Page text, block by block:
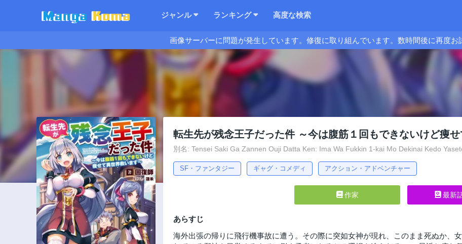
ジャンル ランキング 高度な検索
画像サーバーに問題が発生しています。修復に取り組んでいます。数時間後に再度お
転生先が残念王子だった件 ～今は腹筋１回もできないけど痩
別名: Tensei Saki Ga Zannen Ouji Datta Ken: Ima Wa Fukkin 1-kai Mo Dekinai Kedo
SF・ファンタジー ギャグ・コメディ アクション・アドベンチャー
作家 最新
あらすじ
海外出張の帰りに飛行機事故に遭う。その際に突如女神が現れ、このまま死ぬか、